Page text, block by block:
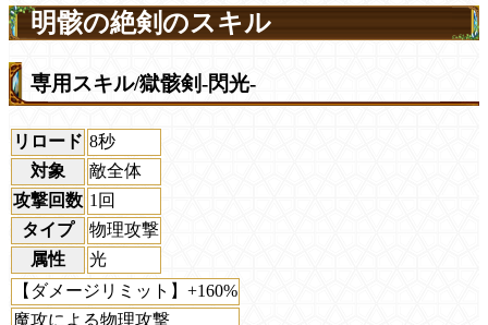
明骸の絶剣のスキル
専用スキル/獄骸剣-閃光-
リロード 8秒
対象
敵全体
攻撃回数 1回
タイプ
物理攻撃
属性
光
【ダメージリミット】+160%
魔攻による物理攻撃